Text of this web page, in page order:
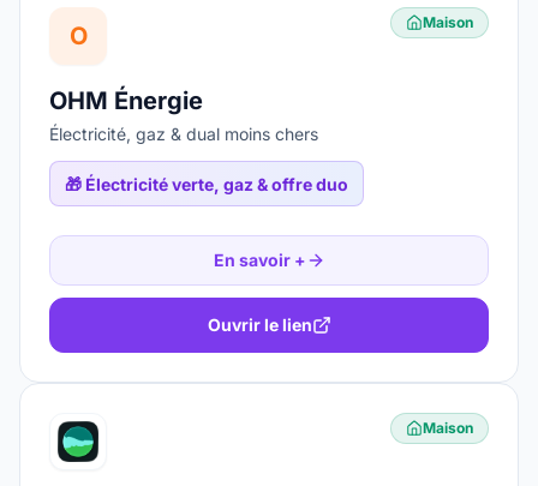
O Maison
OHM Énergie
Électricité, gaz & dual moins chers
🎁 Électricité verte, gaz & offre duo
En savoir +
Ouvrir le lien
Maison